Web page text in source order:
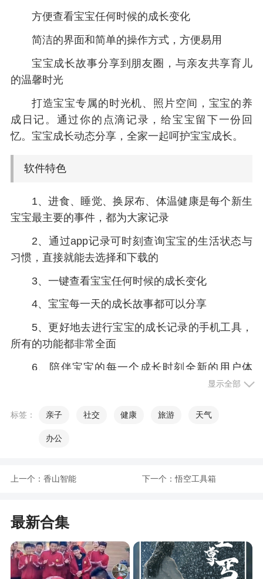
方便查看宝宝任何时候的成长变化
简洁的界面和简单的操作方式，方便易用
宝宝成长故事分享到朋友圈，与亲友共享育儿
的温馨时光
打造宝宝专属的时光机、照片空间，宝宝的养
成日记。通过你的点滴记录，给宝宝留下一份回
忆。宝宝成长动态分享，全家一起呵护宝宝成长。
软件特色
1、进食、睡觉、换尿布、体温健康是每个新生
宝宝最主要的事件，都为大家记录
2、通过app记录可时刻查询宝宝的生活状态与
习惯，直接就能去选择和下载的
3、一键查看宝宝任何时候的成长变化
4、宝宝每一天的成长故事都可以分享
5、更好地去进行宝宝的成长记录的手机工具，
所有的功能都非常全面
6、陪伴宝宝的每一个成长时刻全新的用户体
2、宝宝养成记，可以记录宝宝生活中成长的点
点滴滴，通过图片和视频留下很多珍贵的画面。还
能通过图表的方式查看宝宝生活中的变化，为宝宝
显示全部
标签： 亲子 社交 健康 旅游 天气
办公
上一个： 香山智能 下一个： 悟空工具箱
最新合集